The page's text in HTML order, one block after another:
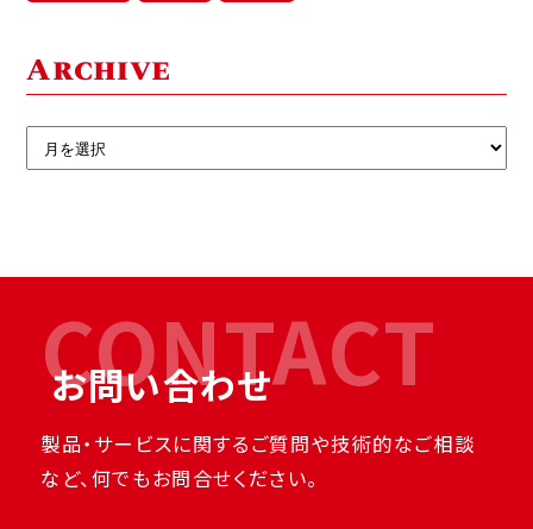
Archive
CONTACT
お問い合わせ
製品・サービスに関するご質問や技術的なご相談
など、何でもお問合せください。